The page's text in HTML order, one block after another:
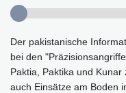
Der pakistanische
bei den
Paktia, Paktika und
auch Einsätze am Boden